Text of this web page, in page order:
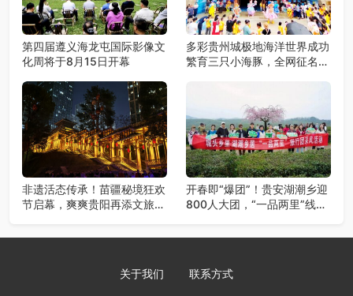
第四届遵义海龙屯国际影像文
化周将于8月15日开幕
多彩贵州城极地海洋世界成功
繁育三只小海豚，全网征名正
非遗活态传承！苗疆秘境狂欢
节启幕，爽爽贵阳再添文旅新
开春即“爆团”！贵安湖潮乡迎
800人大团，“一品两里”线路
关于我们 联系方式